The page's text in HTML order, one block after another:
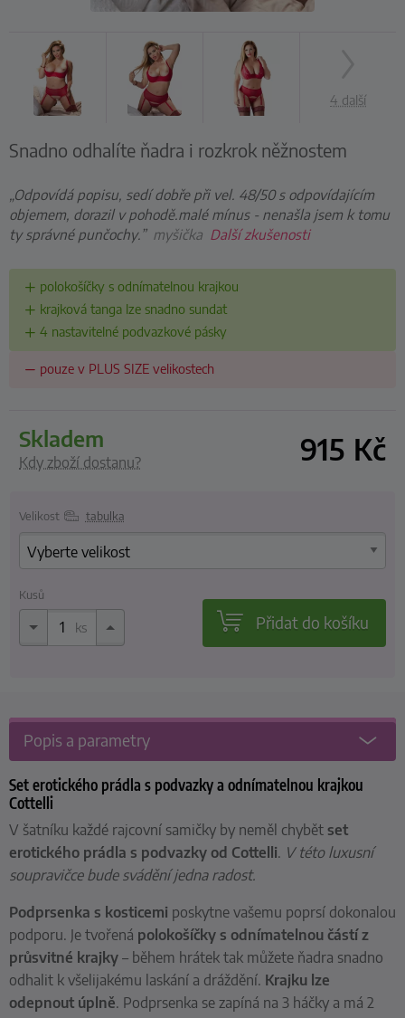
4 další
Snadno odhalíte ňadra i rozkrok něžnostem
„Odpovídá popisu, sedí dobře při vel. 48/50 s odpovídajícím
objemem, dorazil v pohodě.malé mínus - nenašla jsem k tomu
ty správné punčochy.” myšička Další zkušenosti
polokošíčky s odnímatelnou krajkou
krajková tanga lze snadno sundat
4 nastavitelné podvazkové pásky
pouze v PLUS SIZE velikostech
skladem
Kdy zboží dostanu? 915 Kč
Velikost tabulka
Kusů
ks Přidat do košíku
Popis a parametry
Set erotického prádla s podvazky a odnímatelnou krajkou
Cottelli
V šatníku každé rajcovní samičky by neměl chybět set
erotického prádla s podvazky od Cottelli. V této luxusní
soupravičce bude svádění jedna radost.
Podprsenka s kosticemi poskytne vašemu poprsí dokonalou
podporu. Je tvořená polokošíčky s odnímatelnou částí z
průsvitné krajky – během hrátek tak můžete ňadra snadno
odhalit k všelijakému laskání a dráždění. Krajku lze
odepnout úplně. Podprsenka se zapíná na 3 háčky a má 2